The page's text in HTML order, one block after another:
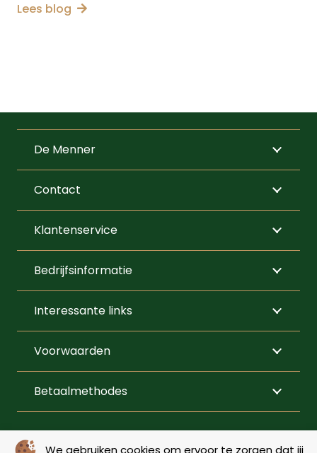
We gebruiken cookies om ervoor te zorgen dat jij
Lees blog
De Menner
Contact
Klantenservice
Bedrijfsinformatie
Interessante links
Voorwaarden
Betaalmethodes